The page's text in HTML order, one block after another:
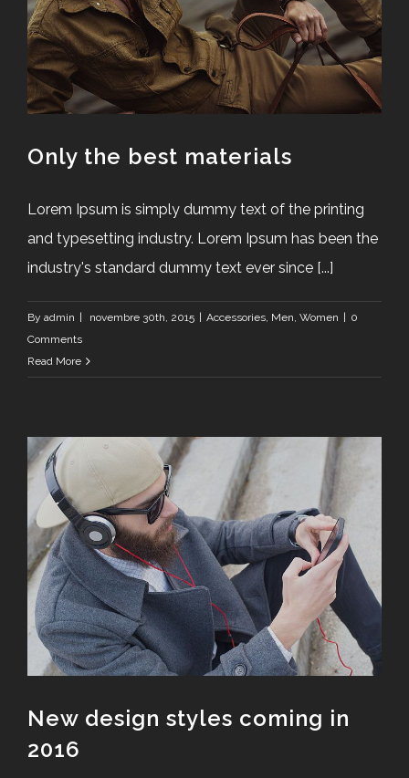
Only the best materials
Lorem Ipsum is simply dummy text of the printing
and typesetting industry. Lorem Ipsum has been the
industry's standard dummy text ever since [...]
By admin novembre 30th, 2015 Accessories, Men, Women
0
Comments
Read More
New design styles coming in
2016